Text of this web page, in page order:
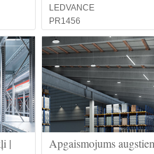
LEDVANCE
PR1456
|
Apgaismojums